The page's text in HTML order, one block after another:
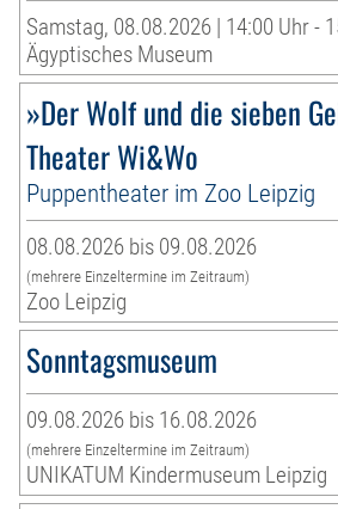
Samstag, 08.08.2026 | 14:00 Uhr -
Ägyptisches Museum
»Der Wolf und die sieben
Theater Wi&Wo
Puppentheater im Zoo Leipzig
08.08.2026 bis 09.08.2026
(mehrere Einzeltermine im Zeitraum)
Zoo Leipzig
Sonntagsmuseum
09.08.2026 bis 16.08.2026
(mehrere Einzeltermine im Zeitraum)
UNIKATUM Kindermuseum Leipzig